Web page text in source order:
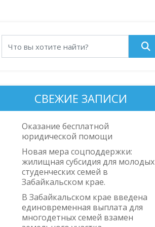
СВЕЖИЕ ЗАПИСИ
Оказание бесплатной
юридической помощи
Новая мера соцподдержки:
жилищная субсидия для молодых
студенческих семей в
Забайкальском крае.
В Забайкальском крае введена
единовременная выплата для
многодетных семей взамен